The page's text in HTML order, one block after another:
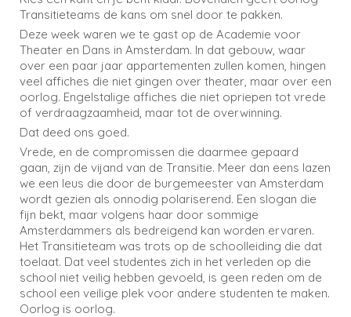
Transitieteams de kans om snel door te pakken.
Deze week waren we te gast op de Academie voor
Theater en Dans in Amsterdam. In dat gebouw, waar
over een paar jaar appartementen zullen komen, hingen
veel affiches die niet gingen over theater, maar over een
oorlog. Engelstalige affiches die niet opriepen tot vrede
of verdraagzaamheid, maar tot de overwinning.
Dat deed ons goed.
Vrede, en de compromissen die daarmee gepaard
gaan, zijn de vijand van de Transitie. Meer dan eens lazen
we een leus die door de burgemeester van Amsterdam
wordt gezien als onnodig polariserend. Een slogan die
fijn bekt, maar volgens haar door sommige
Amsterdammers als bedreigend kan worden ervaren.
Het Transitieteam was trots op de schoolleiding die dat
toelaat. Dat veel studentes zich in het verleden op die
school niet veilig hebben gevoeld, is geen reden om de
school een veilige plek voor andere studenten te maken.
Oorlog is oorlog.